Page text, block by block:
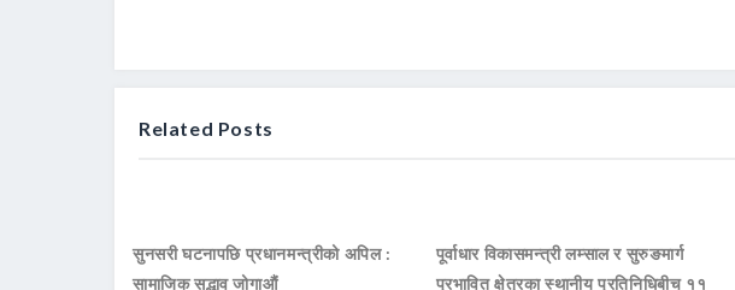
Related Posts
सुनसरी घटनापछि प्रधानमन्त्रीको अपिल :
सामाजिक सद्भाव जोगाऔं
पूर्वाधार विकासमन्त्री लम्साल र सुरुङमार्ग
प्रभावित क्षेत्रका स्थानीय प्रतिनिधिबीच ११